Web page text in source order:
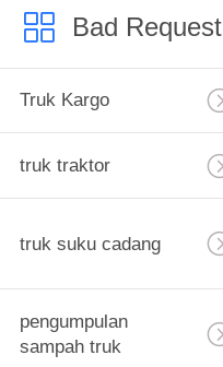
Bad Request
Truk Kargo
truk traktor
truk suku cadang
pengumpulan
sampah truk